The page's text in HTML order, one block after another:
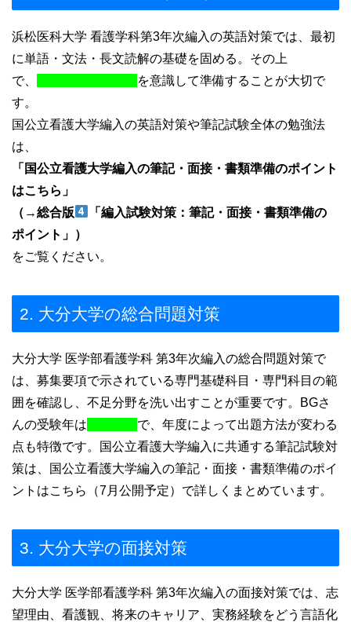
浜松医科大学 看護学科第3年次編入の英語対策では、最初
に単語・文法・長文読解の基礎を固める。その上
で、
を意識して準備することが大切で
す。
国公立看護大学編入の英語対策や筆記試験全体の勉強法
は、
「国公立看護大学編入の筆記・面接・書類準備のポイント
はこちら」
（→総合版
「編入試験対策：筆記・面接・書類準備の
ポイント」）
をご覧ください。
2. 大分大学の総合問題対策
大分大学 医学部看護学科 第3年次編入の総合問題対策で
は、募集要項で示されている専門基礎科目・専門科目の範
囲を確認し、不足分野を洗い出すことが重要です。BGさ
んの受験年は
で、年度によって出題方法が変わる
点も特徴です。国公立看護大学編入に共通する筆記試験対
策は、国公立看護大学編入の筆記・面接・書類準備のポイ
ントはこちら（7月公開予定）で詳しくまとめています。
3. 大分大学の面接対策
大分大学 医学部看護学科 第3年次編入の面接対策では、志
望理由、看護観、将来のキャリア、実務経験をどう言語化